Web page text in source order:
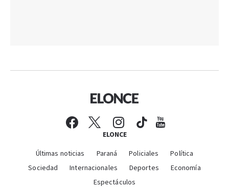
ELONCE
Últimas noticias Paraná Policiales
Política
Sociedad
Internacionales Deportes
Economía
Espectáculos